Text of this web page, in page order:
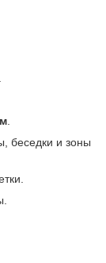
.
беседки и зоны